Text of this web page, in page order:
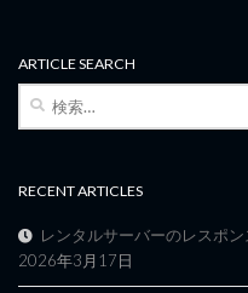
ARTICLE SEARCH
RECENT ARTICLES
レンタルサーバーのレスポ
2026年3月17日